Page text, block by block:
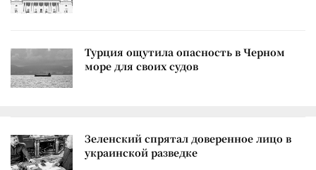
Турция ощутила опасность в Черном
море для своих судов
Зеленский спрятал доверенное лицо в
украинской разведке